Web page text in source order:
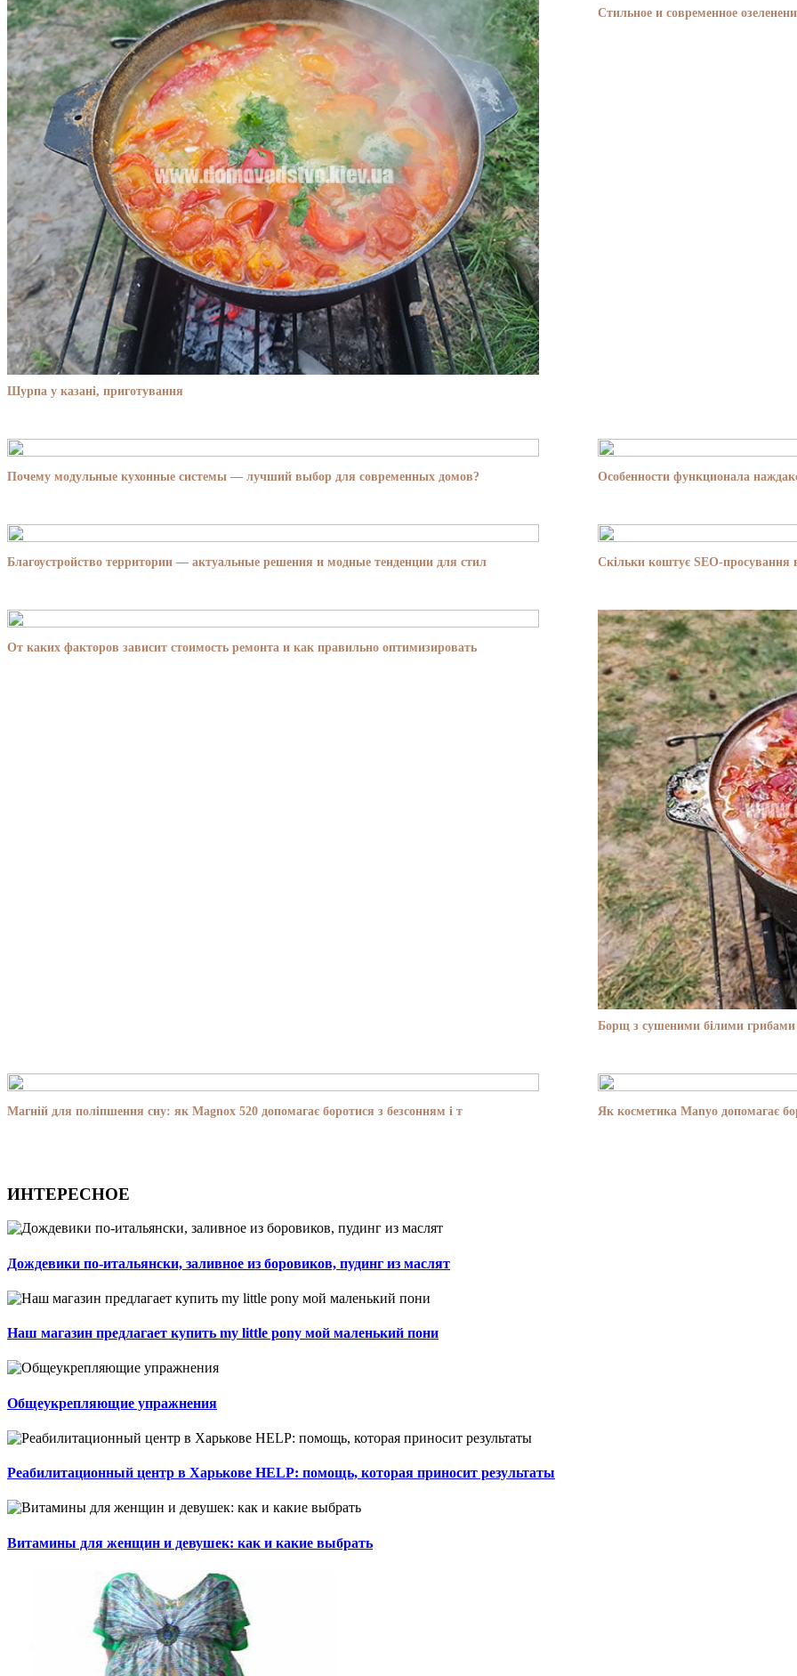
Шурпа у казані, приготування
Стильное и современное
Почему модульные кухонные системы — лучший выбор для современных домов? Особенности функционала
Благоустройство территории — актуальные решения и модные тенденции для стил Скільки коштує SEO-просування
От каких факторов зависит стоимость ремонта и как правильно оптимизировать
Борщ з сушеними білими грибами
Магній для поліпшення сну: як Magnox 520 допомагає боротися з безсонням і т Як косметика Manyo допомагає
ИНТЕРЕСНОЕ
Дождевики по-итальянски, заливное из боровиков, пудинг из маслят
Наш магазин предлагает купить my little pony мой маленький пони
Общеукрепляющие упражнения
Реабилитационный центр в Харькове HELP: помощь, которая приносит результаты
Витамины для женщин и девушек: как и какие выбрать